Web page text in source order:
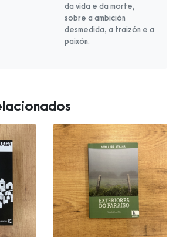
da vida e da morte,
sobre a ambición
desmedida, a traizón e a
paixón.